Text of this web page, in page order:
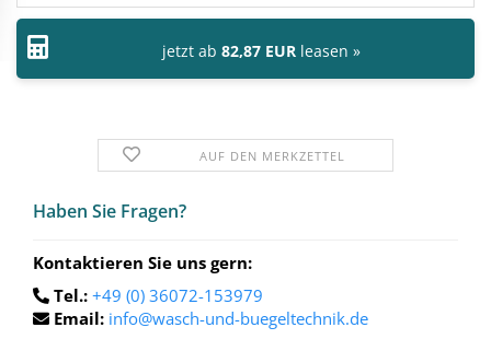
jetzt ab 82,87 EUR leasen »
AUF DEN MERKZETTEL
Haben Sie Fra­gen?
Kontaktieren Sie uns gern:
Tel.: +49 (0) 36072-153979
Email: info@wasch-und-buegeltechnik.de